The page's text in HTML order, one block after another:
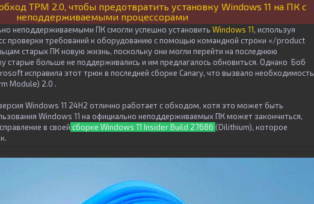
TPM 2.0, чтобы предотвратить установку Windows 11 на ПК с
неподдерживаемыми процессорами
неподдерживаемыми ПК смогли успешно установить Windows 11, используя
проверки требований к оборудованию с помощью командной строки «/product
старых ПК новую жизнь, поскольку они могли перейти на последнюю
старые больше не поддерживались и им предлагалось обновиться. Однако Боб
исправила этот трюк в последней сборке Canary, что вызвало необходимость
Module) 2.0 .
Windows 11 24H2 отлично работает с обходом, хотя это может быть
Windows 11 на официально неподдерживаемых ПК может закончиться,
в своей сборке Windows 11 Insider Build 27686 (Dilithium), которое